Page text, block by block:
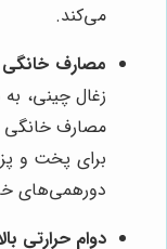
می‌کند.
مصارف خانگی
زغال چینی،
مصارف خانگی
برای پخت و پز
دورهمی‌های
دوام حرارتی